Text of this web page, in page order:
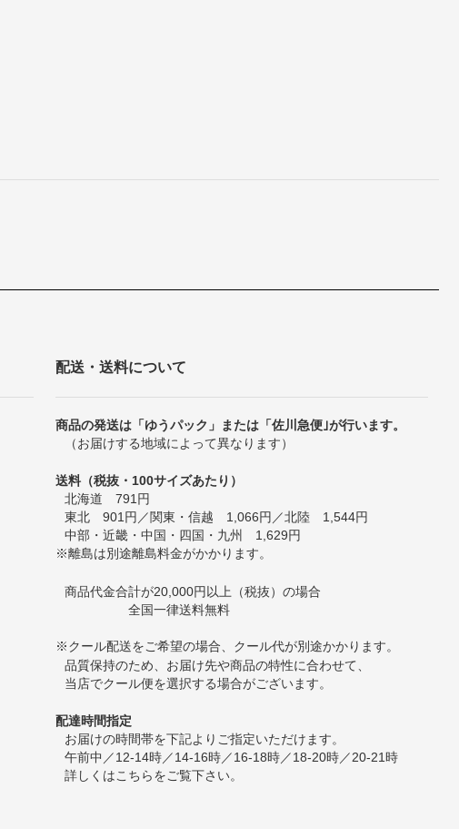
配送・送料について
商品の発送は「ゆうパック」または「佐川急便｣が行います。
（お届けする地域によって異なります）
送料（税抜・100サイズあたり）
北海道 791円
東北 901円／関東・信越 1,066円／北陸 1,544円
中部・近畿・中国・四国・九州 1,629円
※離島は別途離島料金がかかります。
商品代金合計が20,000円以上（税抜）の場合
全国一律送料無料
※クール配送をご希望の場合、クール代が別途かかります。
品質保持のため、お届け先や商品の特性に合わせて、
当店でクール便を選択する場合がございます。
配達時間指定
お届けの時間帯を下記よりご指定いただけます。
午前中／12-14時／14-16時／16-18時／18-20時／20-21時
詳しくはこちらをご覧下さい。